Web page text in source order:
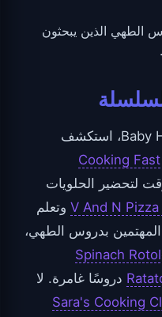
الطهي الذين يبحثون
إذا أحببت Baby Hazel Cooking Time، استكشف
Cooking Fast
لتحضير الحلويات
V And Nوتعلم
المهتمين بدروس الطهي،
Spinach
دروسًا غامرة. لا
Sara's Cooking